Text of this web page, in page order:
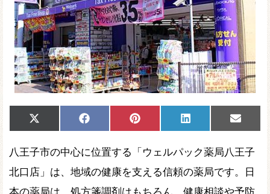
Share
on
X
(Twitter)
Share
on
Facebook Share
on
Pinterest Share
on
LinkedIn
Share
on
Email
八王子市の中心に位置する「ウェルパック薬局八王子
北口店」は、地域の健康を支える信頼の薬局です。日
本の薬局は、処方箋調剤はもちろん、健康相談や予防